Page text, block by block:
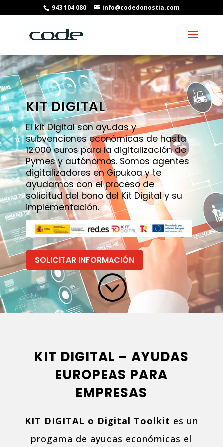
943 104 080 info@codedonostia.com
KIT DIGITAL
El kit Digital son ayudas y
subvenciones económicas de hasta
12.000 euros para la digitalización de
Pymes y autónomos. Somos agentes
digitalizadores en Gipukoa y te
ayudamos con el proceso de
solicitud del bono del Kit Digital y su
implementación.
SOLICITAR INFORMACIÓN
;
KIT DIGITAL – AYUDAS
EUROPEAS PARA
EMPRESAS
KIT DIGITAL o Digital Toolkit es un
progama de ayudas económicas el